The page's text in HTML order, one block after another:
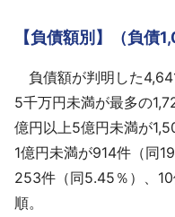
【負債額別】（負債
負債額が判明した
5千万円未満が最多の
億円以上5億円未満が
1億円未満が914件（同
253件（同5.45％）、
順。